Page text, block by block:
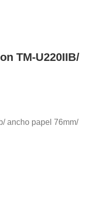
TM-U220IIB/
ancho papel 76mm/